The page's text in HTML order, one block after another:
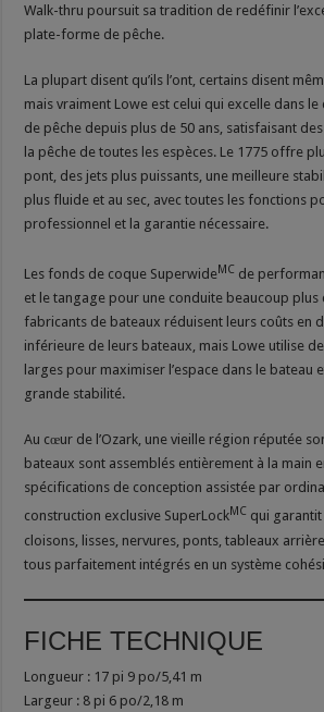
Walk-thru poursuit sa tradition de redéfinir
plate-forme de pêche.
La plupart disent qu’ils l’ont, certains disent
mais vraiment Lowe est celui qui excelle dans le
de pêche depuis plus de 50 ans, satisfaisant
la pêche de toutes les espèces. Le 1775 offre
pont, des jets plus puissants, une meilleure
plus fluide et au sec, avec toutes les fonctions
professionnel et la garantie nécessaire.
Les fonds de coque SuperwideMC de
et le tangage pour une conduite beaucoup
fabricants de bateaux réduisent leurs coûts en
inférieure de leurs bateaux, mais Lowe utilise
larges pour maximiser l’espace dans le bateau
grande stabilité.
Au cœur de l’Ozark, une vieille région réputée
bateaux sont assemblés entièrement à la main
spécifications de conception assistée par
construction exclusive SuperLockMC qui
cloisons, lisses, nervures, ponts, tableaux
tous parfaitement intégrés en un système
FICHE TECHNIQUE
Longueur : 17 pi 9 po/5,41 m
Largeur : 8 pi 6 po/2,18 m